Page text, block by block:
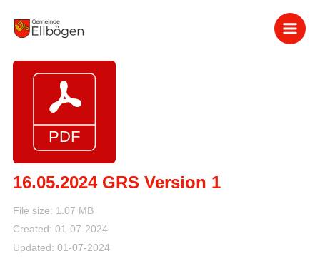
Inhalt
16.05.2024 GRS Version 1
File size: 1.07 MB
Created: 01-07-2024
Updated: 01-07-2024